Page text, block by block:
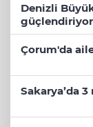
Denizli
güçlendiriyor
Çorum'da
Sakarya’da